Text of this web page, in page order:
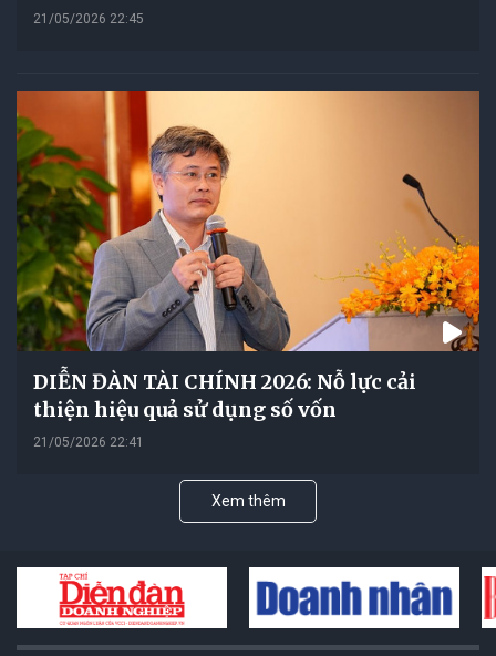
21/05/2026 22:45
DIỄN ĐÀN TÀI CHÍNH 2026: Nỗ lực cải
thiện hiệu quả sử dụng số vốn
21/05/2026 22:41
Xem thêm